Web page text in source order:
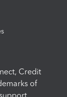
Credit
of